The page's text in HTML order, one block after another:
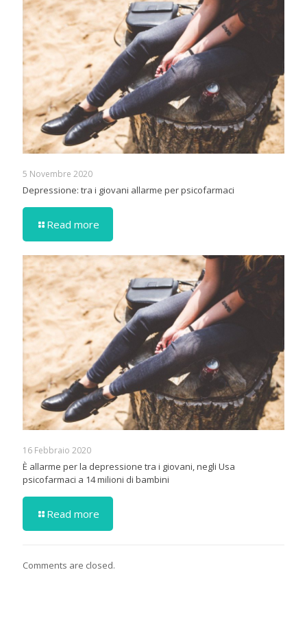
5 Novembre 2020
Depressione: tra i giovani allarme per psicofarmaci
Read more
16 Febbraio 2020
È allarme per la depressione tra i giovani, negli Usa
psicofarmaci a 14 milioni di bambini
Read more
Comments are closed.